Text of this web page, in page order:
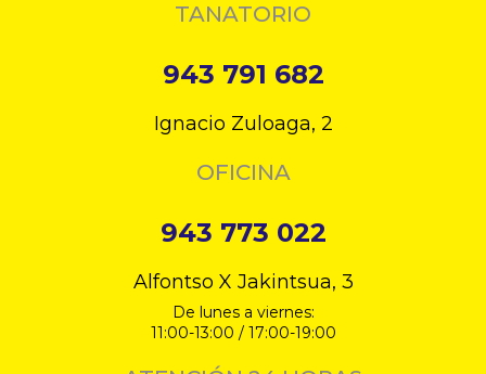
TANATORIO
943 791 682
Ignacio Zuloaga, 2
OFICINA
943 773 022
Alfontso X Jakintsua, 3
De lunes a viernes:
11:00-13:00 / 17:00-19:00